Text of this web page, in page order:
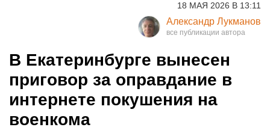
Курган
Оренбург
18 МАЯ 2026 В 13:11
Александр Лукманов
В Екатеринбурге вынесен
приговор за оправдание в
интернете покушения на
военкома